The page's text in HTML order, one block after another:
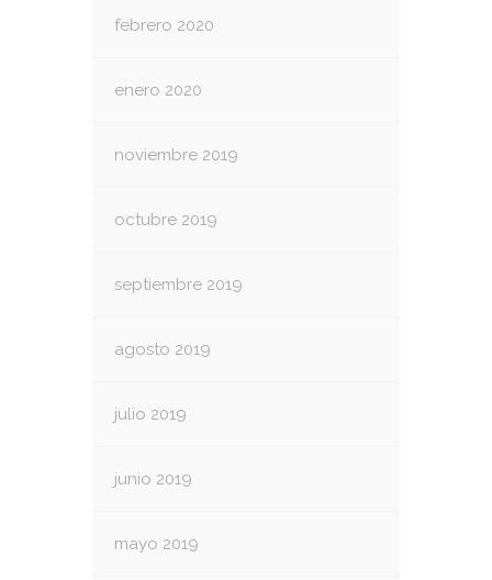
febrero 2020
enero 2020
noviembre 2019
octubre 2019
septiembre 2019
agosto 2019
julio 2019
junio 2019
mayo 2019